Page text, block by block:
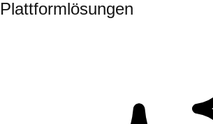
Plattformlösungen